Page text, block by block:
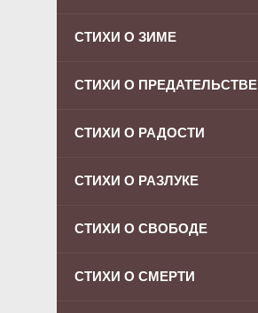
СТИХИ О ЗИМЕ
СТИХИ О ПРЕДАТЕЛЬСТВЕ
СТИХИ О РАДОСТИ
СТИХИ О РАЗЛУКЕ
СТИХИ О СВОБОДЕ
СТИХИ О СМЕРТИ